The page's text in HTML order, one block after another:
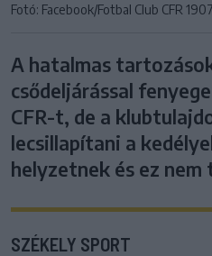
Fotó: Facebook/Fotbal Club CFR 1907
A hatalmas
csődeljárással
CFR-t, de a
lecsillapítani a
helyzetnek és ez
SZÉKELY SPORT